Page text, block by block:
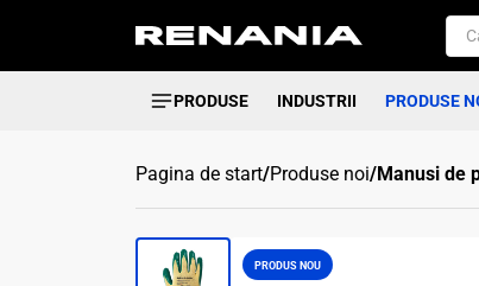
PRODUSE INDUSTRII PRODUSE
Pagina de start/Produse noi/Manusi de
PRODUS NOU